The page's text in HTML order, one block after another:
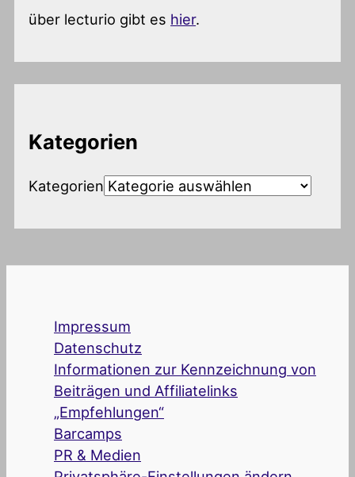
über lecturio gibt es hier.
Kategorien
Kategorien
Impressum
Datenschutz
Informationen zur Kennzeichnung von
Beiträgen und Affiliatelinks
„Empfehlungen“
Barcamps
PR & Medien